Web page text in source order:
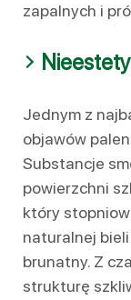
zapalnych i
Jednym z
objawów
Substancje
powierzchni
który
naturalnej
brunatny. Z
strukturę